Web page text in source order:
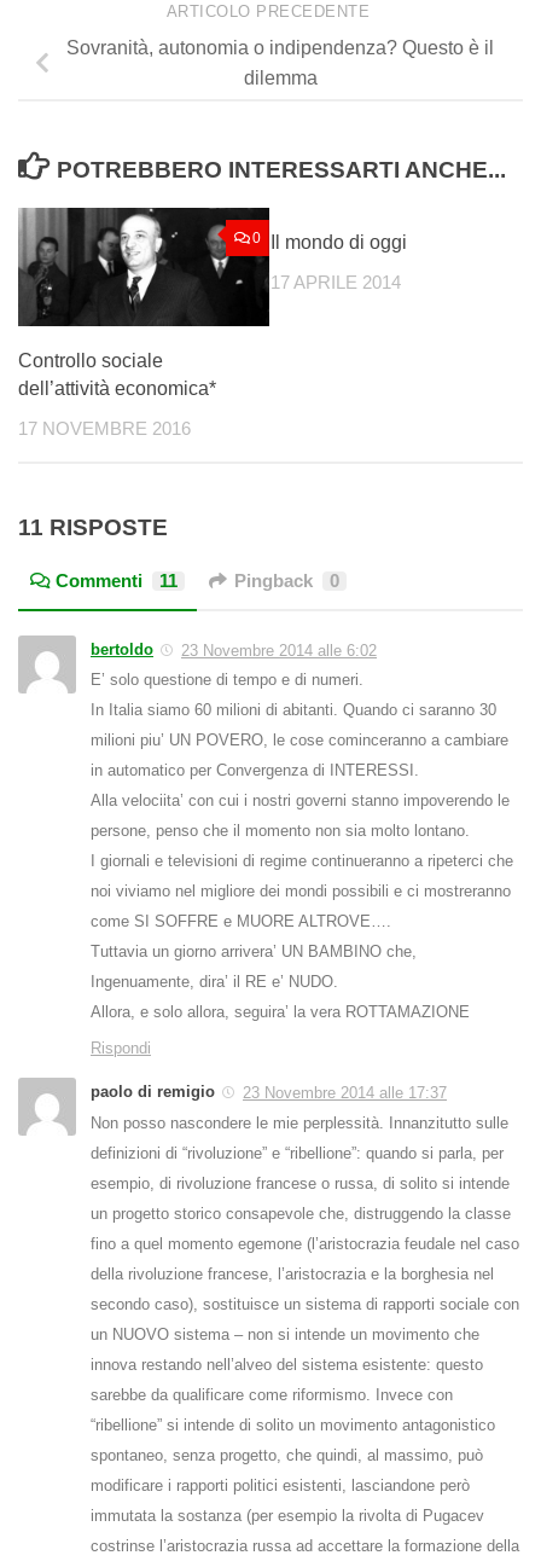
ARTICOLO PRECEDENTE
Sovranità, autonomia o indipendenza? Questo è il
dilemma
POTREBBERO INTERESSARTI ANCHE...
0
Controllo sociale
dell’attività economica*
17 NOVEMBRE 2016
Il mondo di oggi
17 APRILE 2014
11 RISPOSTE
Commenti 11 Pingback 0
bertoldo
23 Novembre 2014 alle 6:02
E’ solo questione di tempo e di numeri.
In Italia siamo 60 milioni di abitanti. Quando ci saranno 30
milioni piu’ UN POVERO, le cose cominceranno a cambiare
in automatico per Convergenza di INTERESSI.
Alla velociita’ con cui i nostri governi stanno impoverendo le
persone, penso che il momento non sia molto lontano.
I giornali e televisioni di regime continueranno a ripeterci che
noi viviamo nel migliore dei mondi possibili e ci mostreranno
come SI SOFFRE e MUORE ALTROVE….
Tuttavia un giorno arrivera’ UN BAMBINO che,
Ingenuamente, dira’ il RE e’ NUDO.
Allora, e solo allora, seguira’ la vera ROTTAMAZIONE
Rispondi
paolo di remigio
23 Novembre 2014 alle 17:37
Non posso nascondere le mie perplessità. Innanzitutto sulle
definizioni di “rivoluzione” e “ribellione”: quando si parla, per
esempio, di rivoluzione francese o russa, di solito si intende
un progetto storico consapevole che, distruggendo la classe
fino a quel momento egemone (l’aristocrazia feudale nel caso
della rivoluzione francese, l’aristocrazia e la borghesia nel
secondo caso), sostituisce un sistema di rapporti sociale con
un NUOVO sistema – non si intende un movimento che
innova restando nell’alveo del sistema esistente: questo
sarebbe da qualificare come riformismo. Invece con
“ribellione” si intende di solito un movimento antagonistico
spontaneo, senza progetto, che quindi, al massimo, può
modificare i rapporti politici esistenti, lasciandone però
immutata la sostanza (per esempio la rivolta di Pugacev
costrinse l’aristocrazia russa ad accettare la formazione della